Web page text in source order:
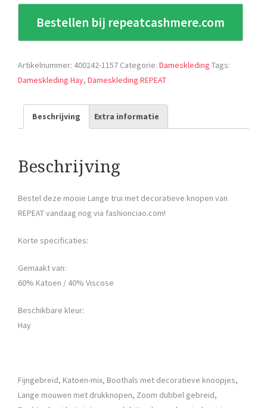
Bestellen bij repeatcashmere.com
Artikelnummer: 400242-1157 Categorie: Dameskleding Tags:
Dameskleding Hay, Dameskleding REPEAT
Beschrijving Extra informatie
Beschrijving
Bestel deze mooie Lange trui met decoratieve knopen van
REPEAT vandaag nog via fashionciao.com!
Korte specificaties:
Gemaakt van:
60% Katoen / 40% Viscose
Beschikbare kleur:
Hay
Fijngebreid, Katoen-mix, Boothals met decoratieve knoopjes,
Lange mouwen met drukknopen, Zoom dubbel gebreid,